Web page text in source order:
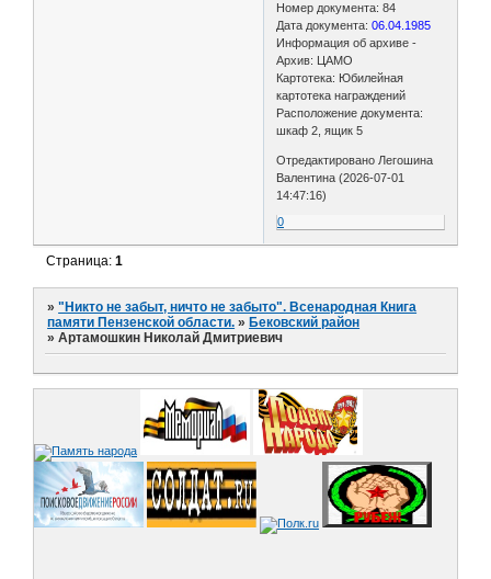
Номер документа: 84
Дата документа:06.04.1985
Информация об архиве -
Архив: ЦАМО
Картотека: Юбилейная
картотека награждений
Расположение документа:
шкаф 2, ящик 5
Отредактировано Легошина
Валентина (2026-07-01
14:47:16)
0
Страница:1
»"Никто не забыт, ничто не забыто". Всенародная Книга
памяти Пензенской области. »Бековский район
»Артамошкин Николай Дмитриевич